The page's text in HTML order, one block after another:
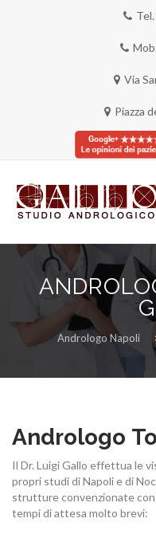
Tel.
Mob.
Via
Piazza
Skip
content
HOME
PROCEDURE
Andrologo Napoli
Andrologo
Il Dr. Luigi Gallo effettua le
propri studi di Napoli e di
strutture convenzionate con
tempi di attesa molto brevi: